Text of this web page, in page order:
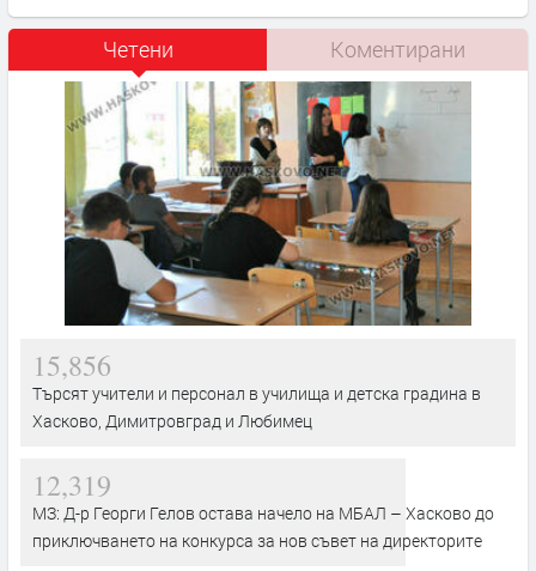
Четени Коментирани
15,856
Търсят учители и персонал в училища и детска градина в
Хасково, Димитровград и Любимец
12,319
МЗ: Д-р Георги Гелов остава начело на МБАЛ – Хасково до
приключването на конкурса за нов съвет на директорите